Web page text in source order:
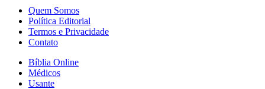
Quem Somos
Política Editorial
Termos e Privacidade
Contato
Bíblia Online
Médicos
Usante